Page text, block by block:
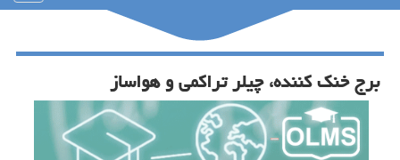
برج خنك كننده، چیلر تراكمی و هواساز